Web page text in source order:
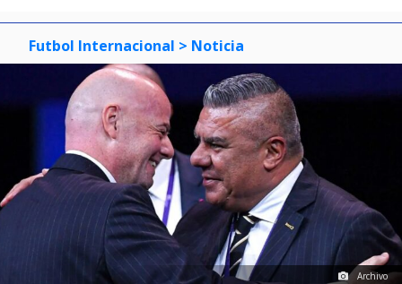
Futbol Internacional > Noticia
Archivo